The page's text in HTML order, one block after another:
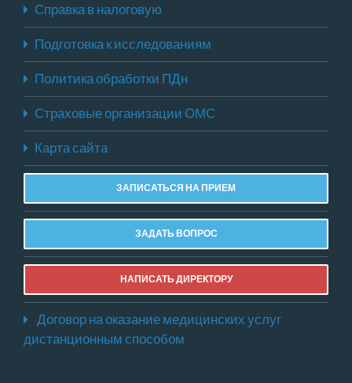
Справка в налоговую
Подготовка к исследованиям
Политика обработки ПДн
Страховые организации ОМС
Карта сайта
ЗАПИСАТЬСЯ НА ПРИЕМ
ЗАДАТЬ ВОПРОС
НАПИСАТЬ ДИРЕКТОРУ
Договор на оказание медицинских услуг
дистанционным способом